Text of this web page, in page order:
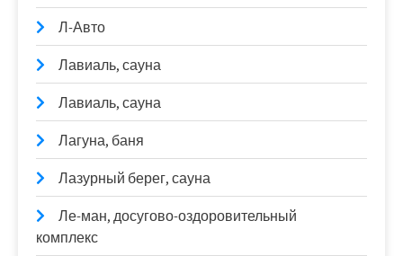
Л-Авто
Лавиаль, сауна
Лавиаль, сауна
Лагуна, баня
Лазурный берег, сауна
Ле-ман, досугово-оздоровительный
комплекс